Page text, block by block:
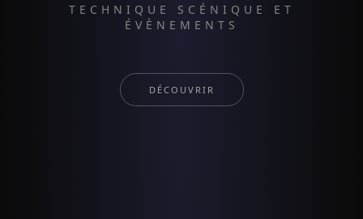
TECHNIQUE SCÉNIQUE ET
ÉVÈNEMENTS
DÉCOUVRIR